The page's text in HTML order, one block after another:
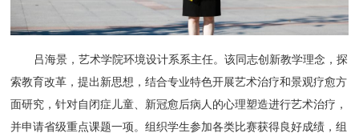
吕海景，艺术学院环境设计系系主任。该同志创新教学理念，探
索教育改革，提出新思想，结合专业特色开展艺术治疗和景观疗愈方
面研究，针对自闭症儿童、新冠愈后病人的心理塑造进行艺术治疗，
并申请省级重点课题一项。组织学生参加各类比赛获得良好成绩，组